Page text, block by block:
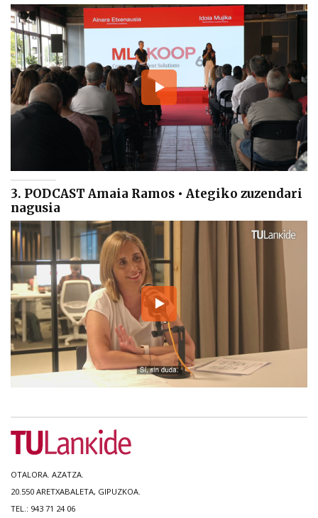
3. PODCAST Amaia Ramos • Ategiko zuzendari
nagusia
OTALORA. AZATZA.
20.550 ARETXABALETA, GIPUZKOA.
TEL.: 943 71 24 06